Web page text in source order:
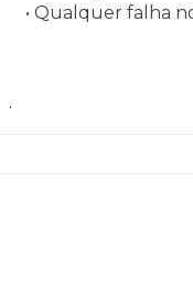
• Qualquer falha
.